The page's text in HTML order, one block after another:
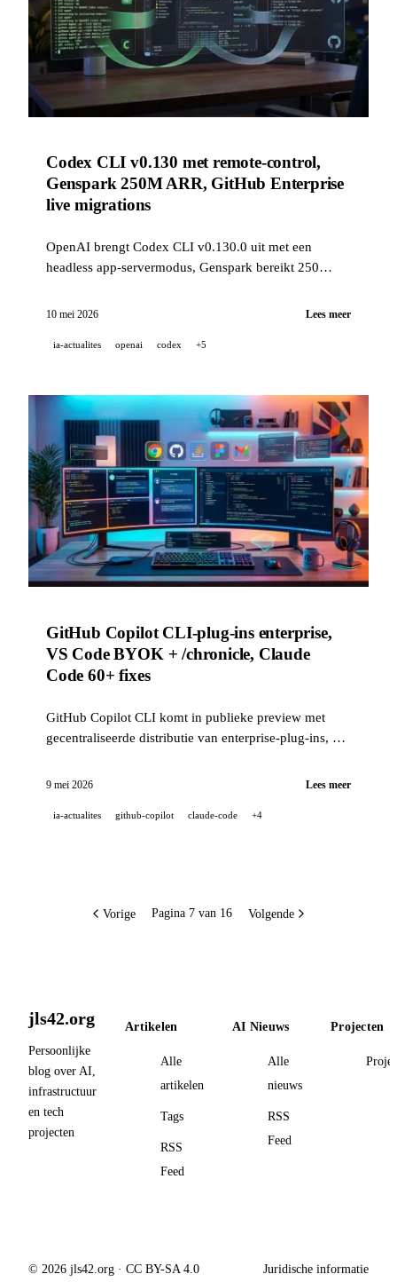
Codex CLI v0.130 met remote-control,
Genspark 250M ARR, GitHub Enterprise
live migrations
OpenAI brengt Codex CLI v0.130.0 uit met een
headless app-servermodus, Genspark bereikt 250
Enterprise-migraties zonder onderbreking in publieke
10 mei 2026 Lees meer
ia-actualites openai codex +5
GitHub Copilot CLI-plug-ins enterprise,
VS Code BYOK + /chronicle, Claude
Code 60+ fixes
GitHub Copilot CLI komt in publieke preview met
gecentraliseerde distributie van enterprise-plug-ins, VS
zoekfunctie, en Claude Code levert deze week 60+
9 mei 2026 Lees meer
ia-actualites github-copilot claude-code +4
Vorige Pagina 7 van 16 Volgende
jls42.org
Persoonlijke
blog over AI,
infrastructuur
en tech
projecten
Artikelen
Alle
artikelen
Tags
RSS
Feed
AI Nieuws
Alle
nieuws
RSS
Feed
Projecten
© 2026 jls42.org · CC BY-SA 4.0 Juridische informatie